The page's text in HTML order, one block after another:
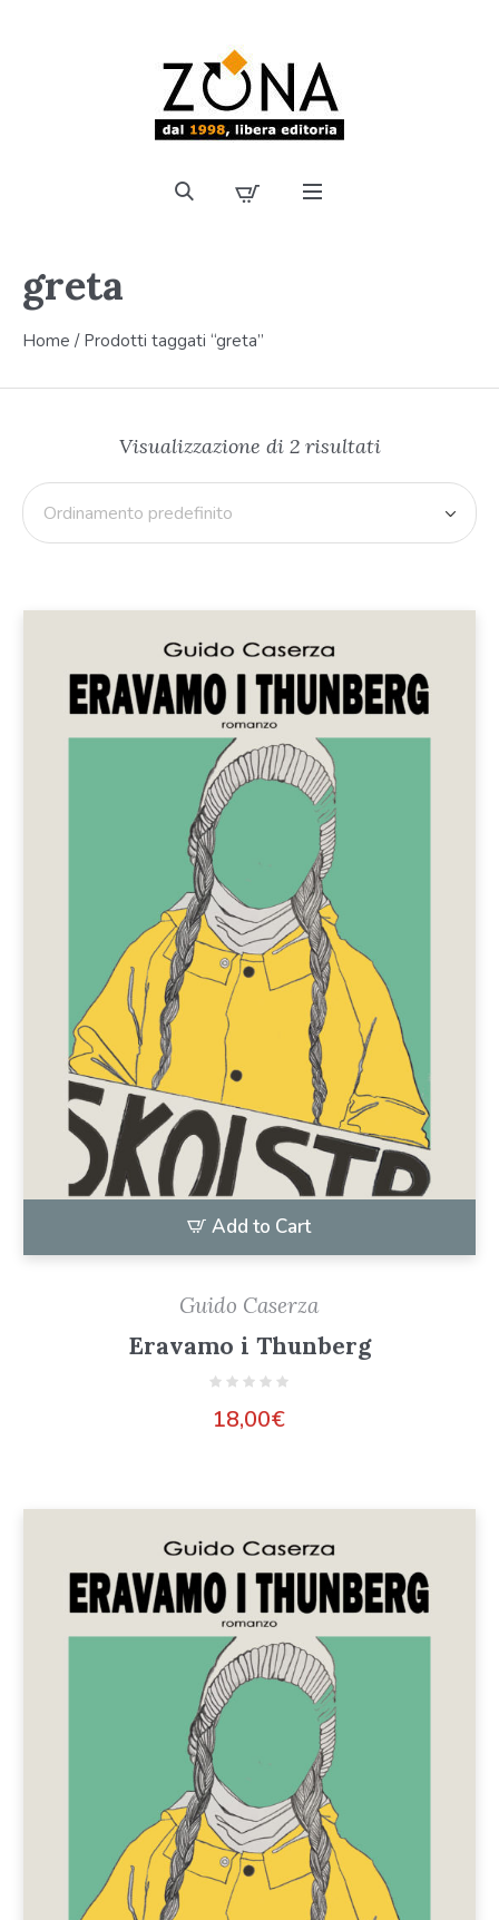
greta
Home / Prodotti taggati “greta”
Visualizzazione di 2 risultati
Add to Cart
Guido Caserza
Eravamo i Thunberg
18,00€